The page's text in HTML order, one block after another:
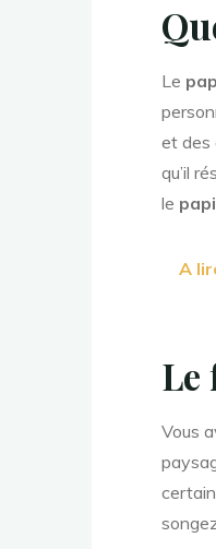
Le
et des
qu’il
le
A
Le
Vous